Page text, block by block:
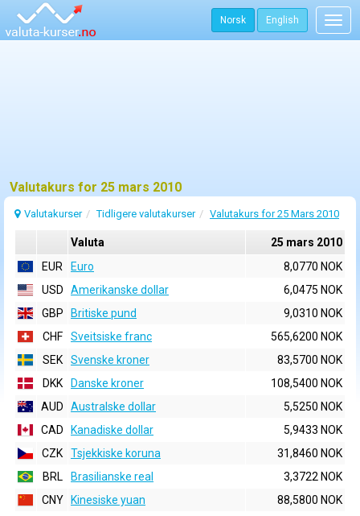
Norsk English
Valutakurs for 25 mars 2010
Valutakurser Tidligere valutakurser Valutakurs for 25 Mars 2010
Valuta
25 mars 2010
EUR
Euro
8,0770 NOK
USD
Amerikanske dollar
6,0475 NOK
GBP
Britiske pund
9,0310 NOK
CHF
Sveitsiske franc
565,6200 NOK
SEK
Svenske kroner
83,5700 NOK
DKK
Danske kroner
108,5400 NOK
AUD
Australske dollar
5,5250 NOK
CAD
Kanadiske dollar
5,9433 NOK
CZK
Tsjekkiske koruna
31,8460 NOK
BRL
Brasilianske real
3,3722 NOK
CNY
Kinesiske yuan
88,5800 NOK